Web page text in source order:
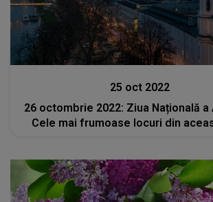
Stiri
25 oct 2022
26 octombrie 2022: Ziua Națională a
Cele mai frumoase locuri din